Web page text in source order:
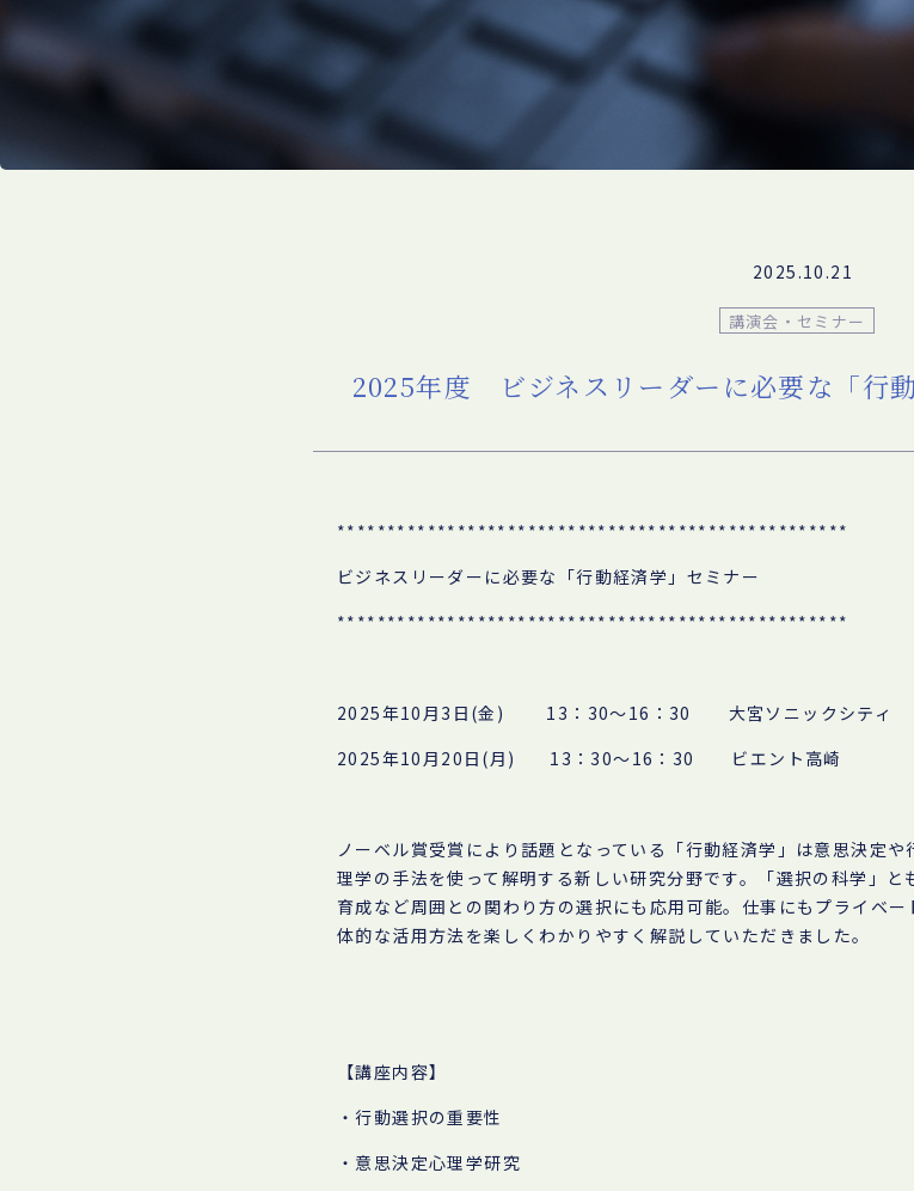
2025.10.21
講演会・セミナー
2025年度 ビジネスリーダーに必要な「行
***************************************************
ビジネスリーダーに必要な「行動経済学」セミナー
***************************************************
2025年10月3日(金) 13：30～16：30 大宮ソニックシティ
2025年10月20日(月) 13：30～16：30 ビエント高崎
ノーベル賞受賞により話題となっている「行動経済学」は意思決定
理学の手法を使って解明する新しい研究分野です。「選択の科学」
育成など周囲との関わり方の選択にも応用可能。仕事にもプライベ
体的な活用方法を楽しくわかりやすく解説していただきました。
【講座内容】
・行動選択の重要性
・意思決定心理学研究